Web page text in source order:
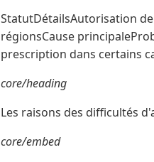
StatutDétailsAutorisation
régionsCause
prescription dans certains
core/heading
Les raisons des difficultés
core/embed